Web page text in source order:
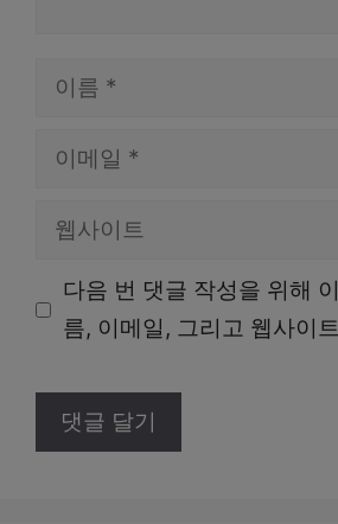
일
다음 번 댓글 작성을 위해
름, 이메일, 그리고 웹사이